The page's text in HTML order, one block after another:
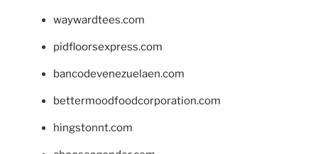
waywardtees.com
pidfloorsexpress.com
bancodevenezuelaen.com
bettermoodfoodcorporation.com
hingstonnt.com